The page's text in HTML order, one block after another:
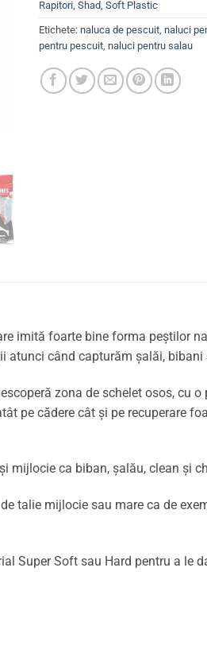
Rapitori Shad Soft Plastic
Etichete: naluca de pescuit naluci
pentru pescuit naluci pentru salau
imită foarte bine forma peștilor
atunci când capturăm șalăi, bibani
zona de schelet osos, cu
pe cădere cât și pe recuperare
mijlocie ca biban, șalău, clean și
talie mijlocie sau mare ca de
Super Soft sau Hard pentru a le